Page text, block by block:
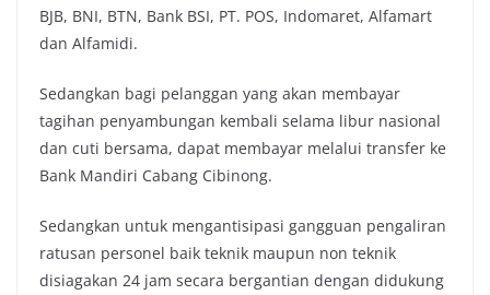
BJB, BNI, BTN, Bank BSI, PT. POS, Indomaret, Alfamart
dan Alfamidi.
Sedangkan bagi pelanggan yang akan membayar
tagihan penyambungan kembali selama libur nasional
dan cuti bersama, dapat membayar melalui transfer ke
Bank Mandiri Cabang Cibinong.
Sedangkan untuk mengantisipasi gangguan pengaliran
ratusan personel baik teknik maupun non teknik
disiagakan 24 jam secara bergantian dengan didukung